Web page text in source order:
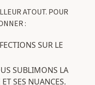
ATOUT. POUR
:
SUR LE
SUBLIMONS LA
SES NUANCES.